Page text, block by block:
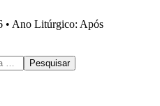
• Ano Litúrgico: Após